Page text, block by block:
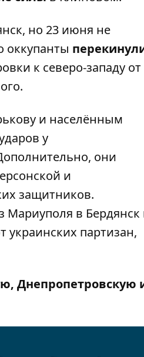
но 23 июня не
оккупанты
к северо-западу от
и населённым
у
они
и
защитников.
Мариуполя в Бердянск
украинских партизан,
Днепропетровскую